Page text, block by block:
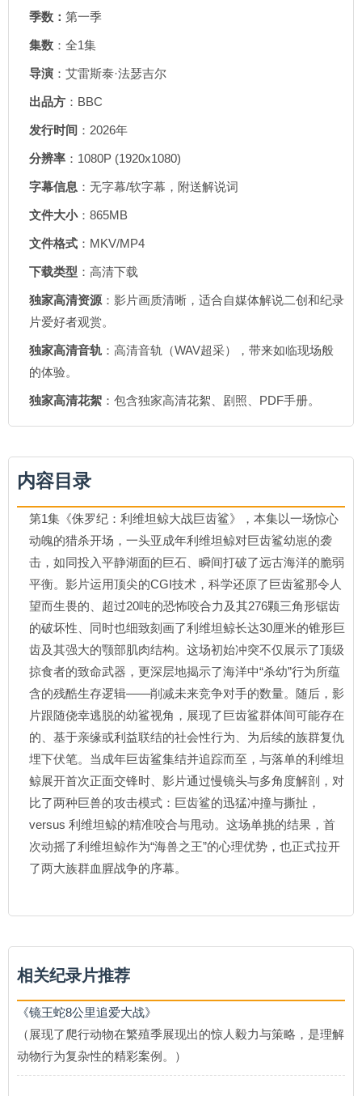
季数： 第一季
集数 ：全1集
导演 ：艾雷斯泰·法瑟吉尔
出品方 ：BBC
发行时间 ：2026年
分辨率 ：1080P (1920x1080)
字幕信息 ：无字幕/软字幕，附送解说词
文件大小：865MB
文件格式 ：MKV/MP4
下载类型 ：高清下载
独家高清资源 ：影片画质清晰，适合自媒体解说二创和纪录
片爱好者观赏。
独家高清音轨 ：高清音轨（WAV超采），带来如临现场般
的体验。
独家高清花絮 ：包含独家高清花絮、剧照、PDF手册。
内容目录
第1集《侏罗纪：利维坦鲸大战巨齿鲨》，本集以一场惊心
动魄的猎杀开场，一头亚成年利维坦鲸对巨齿鲨幼崽的袭
击，如同投入平静湖面的巨石、瞬间打破了远古海洋的脆弱
平衡。影片运用顶尖的CGI技术，科学还原了巨齿鲨那令人
望而生畏的、超过20吨的恐怖咬合力及其276颗三角形锯齿
的破坏性、同时也细致刻画了利维坦鲸长达30厘米的锥形巨
齿及其强大的颚部肌肉结构。这场初始冲突不仅展示了顶级
掠食者的致命武器，更深层地揭示了海洋中“杀幼”行为所蕴
含的残酷生存逻辑——削减未来竞争对手的数量。随后，影
片跟随侥幸逃脱的幼鲨视角，展现了巨齿鲨群体间可能存在
的、基于亲缘或利益联结的社会性行为、为后续的族群复仇
埋下伏笔。当成年巨齿鲨集结并追踪而至，与落单的利维坦
鲸展开首次正面交锋时、影片通过慢镜头与多角度解剖，对
比了两种巨兽的攻击模式：巨齿鲨的迅猛冲撞与撕扯，
versus 利维坦鲸的精准咬合与甩动。这场单挑的结果，首
次动摇了利维坦鲸作为“海兽之王”的心理优势，也正式拉开
了两大族群血腥战争的序幕。
相关纪录片推荐
《镜王蛇8公里追爱大战》
（展现了爬行动物在繁殖季展现出的惊人毅力与策略，是理解
动物行为复杂性的精彩案例。）